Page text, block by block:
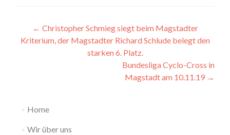
Beitragsnavigation
← Christopher Schmieg siegt beim Magstadter
Kriterium, der Magstadter Richard Schlude belegt den
starken 6. Platz.
Bundesliga Cyclo-Cross in
Magstadt am 10.11.19 →
Home
Wir über uns